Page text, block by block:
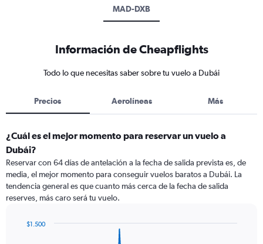
MAD-DXB
Información de Cheapflights
Todo lo que necesitas saber sobre tu vuelo a Dubái
Precios Aerolíneas Más
¿Cuál es el mejor momento para reservar un vuelo a
Dubái?
Reservar con 64 días de antelación a la fecha de salida prevista es, de
media, el mejor momento para conseguir vuelos baratos a Dubái. La
tendencia general es que cuanto más cerca de la fecha de salida
reserves, más caro será tu vuelo.
$1.500